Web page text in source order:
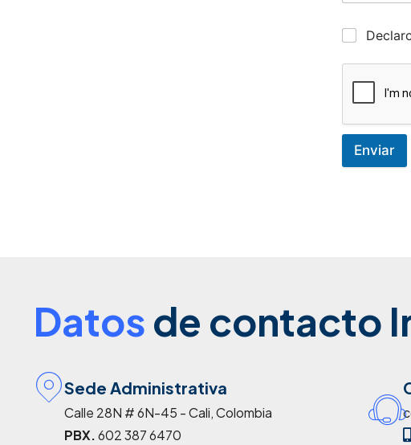
Enviar
Datosde contacto
Sede Administrativa
Calle 28N # 6N-45 - Cali, Colombia
PBX.602 387 6470